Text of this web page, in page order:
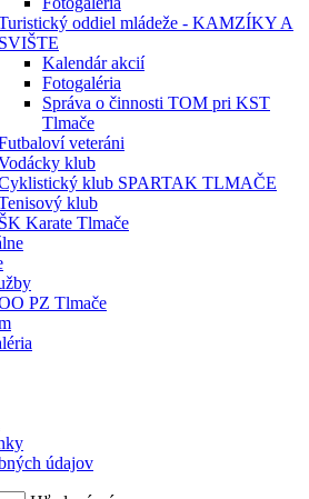
oddiel mládeže - KAMZÍKY A
SVIŠTE
Kalendár akcií
Fotogaléria
Správa o činnosti TOM pri KST
Tlmače
veteráni
klub
klub SPARTAK TLMAČE
klub
ŠK Karate Tlmače
PZ Tlmače
údajov